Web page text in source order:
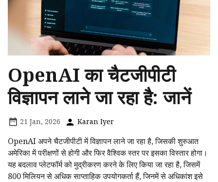
OpenAI का चैटजीपीटी
विज्ञापन लाने जा रहा है: जानें
21 Jan, 2026 Karan Iyer
OpenAI अपने चैटजीपीटी में विज्ञापन लाने जा रहा है, जिसकी शुरुआत
अमेरिका में परीक्षणों से होगी और फिर वैश्विक स्तर पर इसका विस्तार होगा।
यह बदलाव प्लेटफॉर्म को मुद्रीकरण करने के लिए किया जा रहा है, जिसमें
800 मिलियन से अधिक साप्ताहिक उपयोगकर्ता हैं, जिनमें से अधिकांश इसे